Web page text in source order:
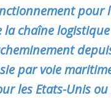
pour
la chaîne
par voie
les Etats-Unis ou